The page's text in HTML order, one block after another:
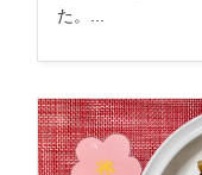
た。...